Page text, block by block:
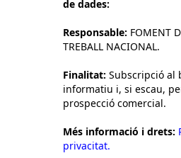
de dades:
Responsable: FOMENT
TREBALL NACIONAL.
Finalitat: Subscripció al
informatiu i, si escau,
prospecció comercial.
Més informació i drets:
privacitat.